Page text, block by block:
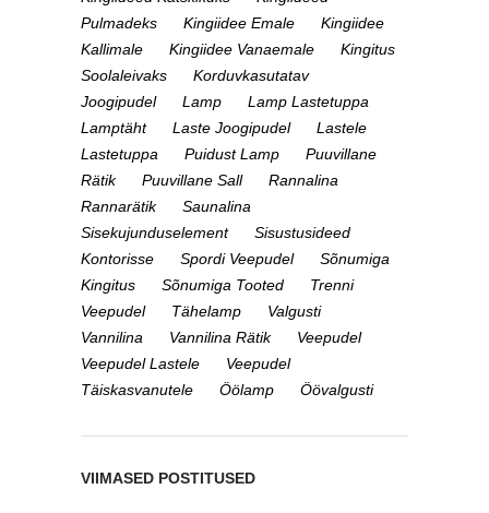
Pulmadeks
Kingiidee Emale
Kingiidee
Kallimale
Kingiidee Vanaemale
Kingitus
Soolaleivaks
Korduvkasutatav
Joogipudel
Lamp
Lamp Lastetuppa
Lamptäht
Laste Joogipudel
Lastele
Lastetuppa
Puidust Lamp
Puuvillane
Rätik
Puuvillane Sall
Rannalina
Rannarätik
Saunalina
Sisekujunduselement
Sisustusideed
Kontorisse
Spordi Veepudel
Sõnumiga
Kingitus
Sõnumiga Tooted
Trenni
Veepudel
Tähelamp
Valgusti
Vannilina
Vannilina Rätik
Veepudel
Veepudel Lastele
Veepudel
Täiskasvanutele
Öölamp Öövalgusti
VIIMASED POSTITUSED